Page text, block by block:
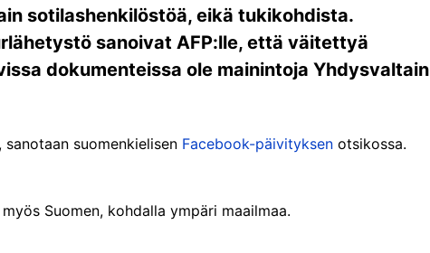
sotilashenkilöstöä, eikä tukikohdista.
sanoivat AFP:lle, että väitettyä
dokumenteissa ole mainintoja Yhdysvaltain
suomenkielisen Facebook-päivityksen otsikossa.
Suomen, kohdalla ympäri maailmaa.